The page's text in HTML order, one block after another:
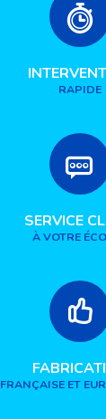
RAPIDE
SERVICE
À VOTRE
FRANÇAISE ET